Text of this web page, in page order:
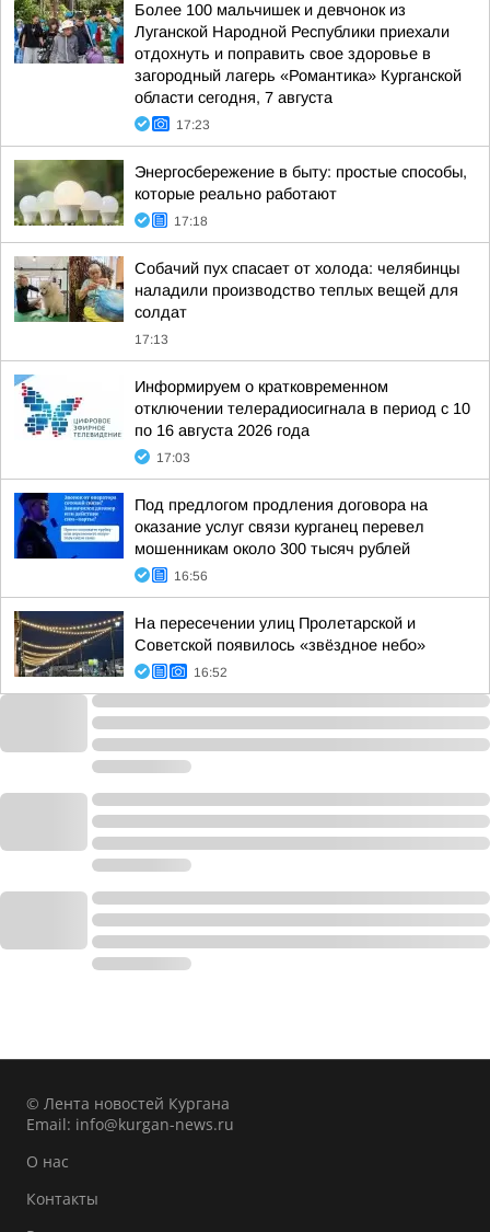
Более 100 мальчишек и девчонок из
Луганской Народной Республики приехали
отдохнуть и поправить свое здоровье в
загородный лагерь «Романтика» Курганской
области сегодня, 7 августа
17:23
Энергосбережение в быту: простые способы,
которые реально работают
17:18
Собачий пух спасает от холода: челябинцы
наладили производство теплых вещей для
солдат
17:13
Информируем о кратковременном
отключении телерадиосигнала в период с 10
по 16 августа 2026 года
17:03
Под предлогом продления договора на
оказание услуг связи курганец перевел
мошенникам около 300 тысяч рублей
16:56
На пересечении улиц Пролетарской и
Советской появилось «звёздное небо»
16:52
© Лента новостей Кургана
Email: info@kurgan-news.ru
О нас
Контакты